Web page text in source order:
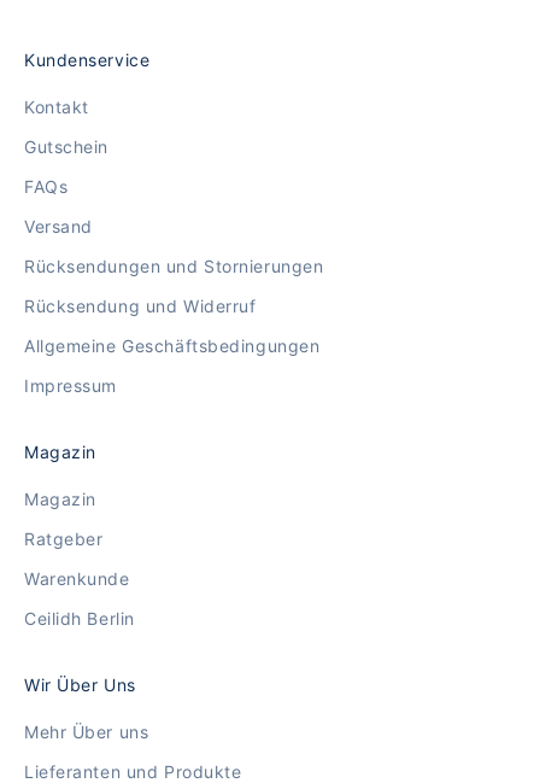
Kundenservice
Kontakt
Gutschein
FAQs
Versand
Rücksendungen und Stornierungen
Rücksendung und Widerruf
Allgemeine Geschäftsbedingungen
Impressum
Magazin
Magazin
Ratgeber
Warenkunde
Ceilidh Berlin
Wir Über Uns
Mehr Über uns
Lieferanten und Produkte